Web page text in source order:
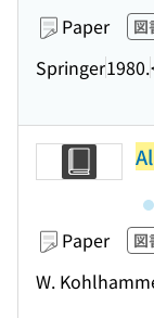
Paper 図
Springer1980.
Paper 図
W.